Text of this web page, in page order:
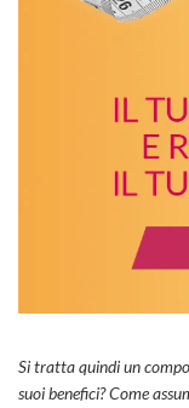
Si tratta quindi un
suoi benefici? Come